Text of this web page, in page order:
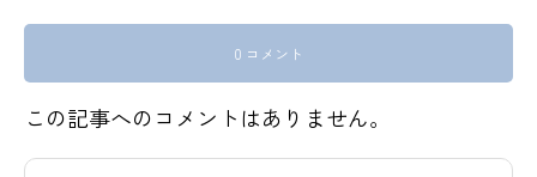
0 コメント
この記事へのコメントはありません。